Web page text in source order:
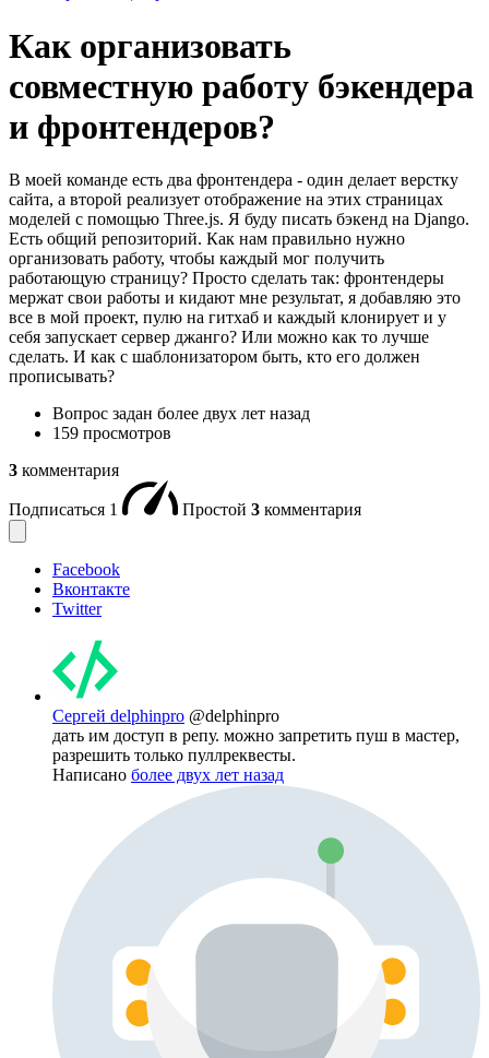
Как организовать
совместную работу бэкендера
и фронтендеров?
В моей команде есть два фронтендера - один делает верстку
сайта, а второй реализует отображение на этих страницах
моделей с помощью Three.js. Я буду писать бэкенд на Django.
Есть общий репозиторий. Как нам правильно нужно
организовать работу, чтобы каждый мог получить
работающую страницу? Просто сделать так: фронтендеры
мержат свои работы и кидают мне результат, я добавляю это
все в мой проект, пулю на гитхаб и каждый клонирует и у
себя запускает сервер джанго? Или можно как то лучше
сделать. И как с шаблонизатором быть, кто его должен
прописывать?
Вопрос задан более двух лет назад
159 просмотров
3 комментария
Подписаться 1 Простой 3 комментария
Facebook
Вконтакте
Twitter
Сергей delphinpro @delphinpro
дать им доступ в репу. можно запретить пуш в мастер,
разрешить только пуллреквесты.
Написано более двух лет назад